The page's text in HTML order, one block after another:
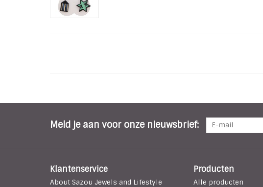
Meld je aan voor onze nieuwsbrief:
Klantenservice
About Sazou Jewels and Lifestyle
Producten
Alle producten